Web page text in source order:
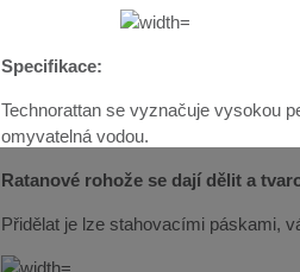
Specifikace:
Technorattan se vyznačuje vysokou
omyvatelná vodou.
Ratanové rohože se dají dělit a
Přidělat je lze stahovacími páskami,